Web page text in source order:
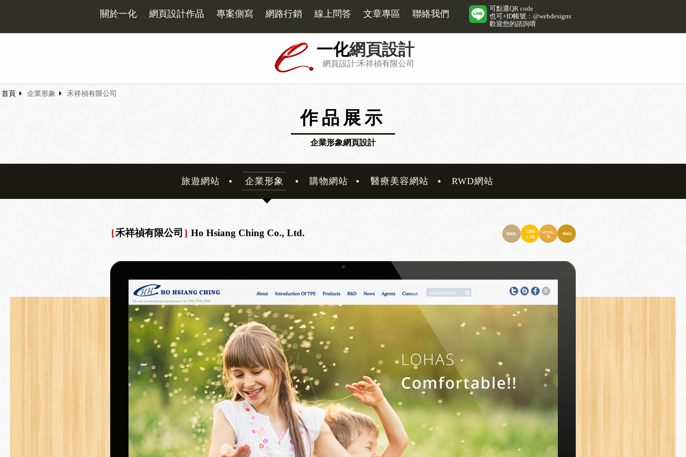
關於一化 網頁設計作品 專案側寫 網路行銷 線上問答 文章專區 聯絡我們
可點選QR code
也可+ID帳號：@webdesigns
歡迎您的諮詢唷
一化網頁設計
網頁設計:禾祥禎有限公司
首頁 企業形象 禾祥禎有限公司
作品展示
企業形象網頁設計
旅遊網站 企業形象 購物網站 醫療美容網站 RWD網站
[禾祥禎有限公司 ] Ho Hsiang Ching Co., Ltd.